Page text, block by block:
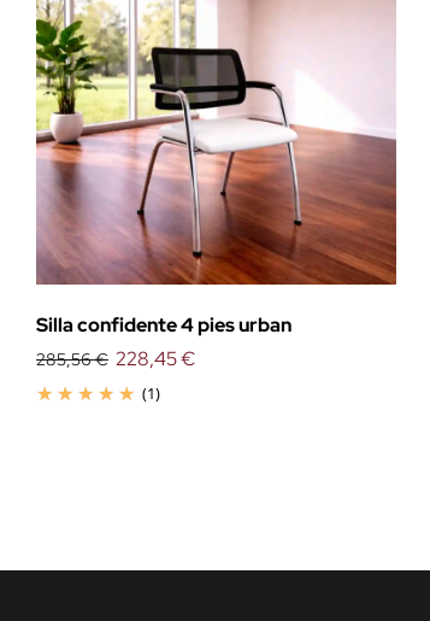
Silla confidente 4 pies urban
285,56 €
(1)
228,45 €